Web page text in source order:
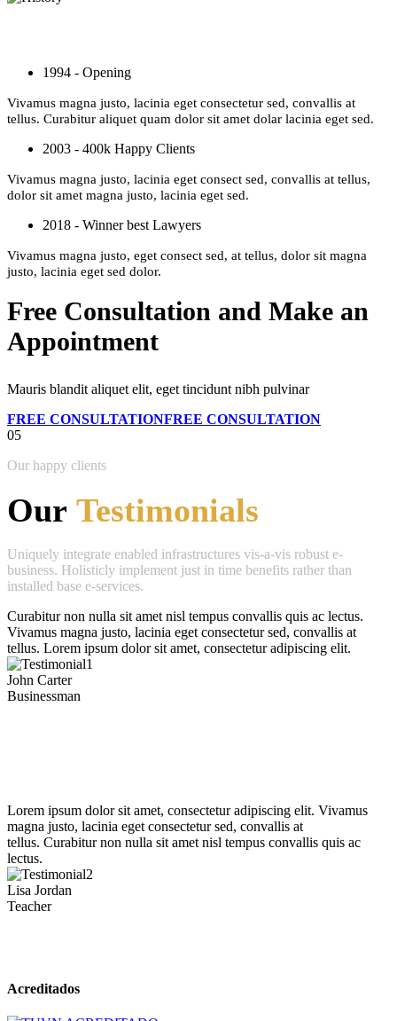
1994 - Opening
Vivamus magna justo, lacinia eget consectetur sed, convallis at
tellus. Curabitur aliquet quam dolor sit amet dolar lacinia eget sed.
2003 - 400k Happy Clients
Vivamus magna justo, lacinia eget consect sed, convallis at tellus,
dolor sit amet magna justo, lacinia eget sed.
2018 - Winner best Lawyers
Vivamus magna justo, eget consect sed, at tellus, dolor sit magna
justo, lacinia eget sed dolor.
Free Consultation and Make an
Appointment
Mauris blandit aliquet elit, eget tincidunt nibh pulvinar
FREE CONSULTATIONFREE CONSULTATION
05
Our happy clients
Our Testimonials
Uniquely integrate enabled infrastructures vis-a-vis robust e-
business. Holisticly implement just in time benefits rather than
installed base e-services.
Curabitur non nulla sit amet nisl tempus convallis quis ac lectus.
Vivamus magna justo, lacinia eget consectetur sed, convallis at
tellus. Lorem ipsum dolor sit amet, consectetur adipiscing elit.
John Carter
Businessman
Lorem ipsum dolor sit amet, consectetur adipiscing elit. Vivamus
magna justo, lacinia eget consectetur sed, convallis at
tellus. Curabitur non nulla sit amet nisl tempus convallis quis ac
lectus.
Lisa Jordan
Teacher
Acreditados